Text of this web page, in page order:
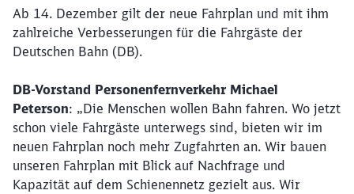
Ab 14. Dezember gilt der neue Fahrplan und mit ihm
zahlreiche Verbesserungen für die Fahrgäste der
Deutschen Bahn (DB).
DB-Vorstand Personenfernverkehr Michael
Peterson: „Die Menschen wollen Bahn fahren. Wo jetzt
schon viele Fahrgäste unterwegs sind, bieten wir im
neuen Fahrplan noch mehr Zugfahrten an. Wir bauen
unseren Fahrplan mit Blick auf Nachfrage und
Kapazität auf dem Schienennetz gezielt aus. Wir